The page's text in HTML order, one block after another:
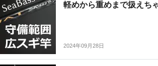
軽めから重めまで扱えち
2024年09月28日